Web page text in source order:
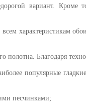
вариант. Кроме
характеристикам
Благодаря
популярные
песчинками;